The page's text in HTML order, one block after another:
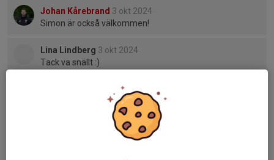
Johan Kårebrand 3 okt 2024
Simon är också välkommen!
Lina Lindberg 3 okt 2024
Tack va snällt :)
3 okt 2024
Tack så mycket!! 🤩